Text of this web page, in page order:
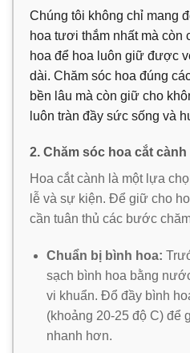
Chúng tôi không chỉ mang
hoa tươi thắm nhất mà còn
hoa để hoa luôn giữ được
dài. Chăm sóc hoa đúng
bền lâu mà còn giữ cho
luôn tràn đầy sức sống và
2. Chăm sóc hoa cắt cành
Hoa cắt cành là một lựa
lễ và sự kiện. Để giữ cho
cần tuân thủ các bước
Chuẩn bị bình hoa:
sạch bình hoa bằng
vi khuẩn. Đổ đầy bình
(khoảng 20-25 độ C) để
nhanh hơn.